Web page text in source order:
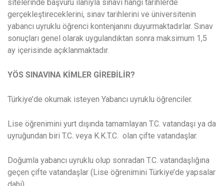
sitelerinde başvuru ilanıyla sınavı hangi tarihlerde
gerçekleştireceklerini, sınav tarihlerini ve üniversitenin
yabancı uyruklu öğrenci kontenjanını duyurmaktadırlar. Sınav
sonuçları genel olarak uygulandıktan sonra maksimum 1,5
ay içerisinde açıklanmaktadır.
YÖS SINAVINA KİMLER GİREBİLİR?
Türkiye’de okumak isteyen Yabancı uyruklu öğrenciler.
Lise öğrenimini yurt dışında tamamlayan T.C. vatandaşı ya da
uyruğundan biri T.C. veya K.K.T.C. olan çifte vatandaşlar.
Doğumla yabancı uyruklu olup sonradan T.C. vatandaşlığına
geçen çifte vatandaşlar (Lise öğrenimini Türkiye’de yapsalar